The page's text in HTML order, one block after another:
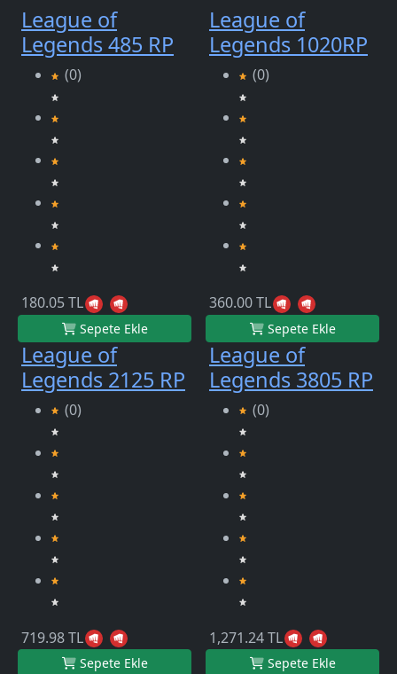
League of
Legends 485 RP
(0)
180.05 TL
Sepete Ekle
League of
Legends 1020RP
(0)
360.00 TL
Sepete Ekle
League of
Legends 2125 RP
(0)
719.98 TL
Sepete Ekle
League of
Legends 3805 RP
(0)
1,271.24 TL
Sepete Ekle